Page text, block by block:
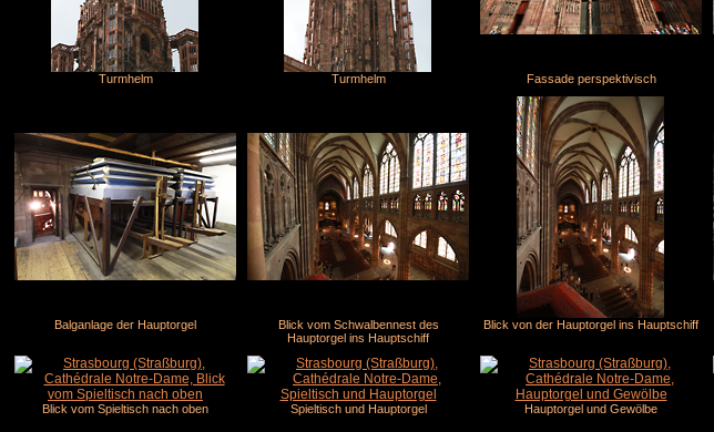
Turmhelm Turmhelm Fassade perspektivisch
Balganlage der Hauptorgel
Blick vom Schwalbennest des
Hauptorgel ins Hauptschiff
Blick von der Hauptorgel ins Hauptschiff
Blick vom Spieltisch nach oben Spieltisch und Hauptorgel Hauptorgel und Gewölbe